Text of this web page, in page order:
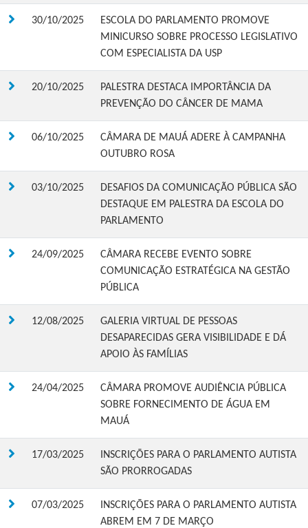
30/10/2025
ESCOLA DO PARLAMENTO PROMOVE
MINICURSO SOBRE PROCESSO LEGISLATIVO
COM ESPECIALISTA DA USP
20/10/2025
PALESTRA DESTACA IMPORTÂNCIA DA
PREVENÇÃO DO CÂNCER DE MAMA
06/10/2025
CÂMARA DE MAUÁ ADERE À CAMPANHA
OUTUBRO ROSA
03/10/2025
DESAFIOS DA COMUNICAÇÃO PÚBLICA SÃO
DESTAQUE EM PALESTRA DA ESCOLA DO
PARLAMENTO
24/09/2025
CÂMARA RECEBE EVENTO SOBRE
COMUNICAÇÃO ESTRATÉGICA NA GESTÃO
PÚBLICA
12/08/2025
GALERIA VIRTUAL DE PESSOAS
DESAPARECIDAS GERA VISIBILIDADE E DÁ
APOIO ÀS FAMÍLIAS
24/04/2025
CÂMARA PROMOVE AUDIÊNCIA PÚBLICA
SOBRE FORNECIMENTO DE ÁGUA EM
MAUÁ
17/03/2025
INSCRIÇÕES PARA O PARLAMENTO AUTISTA
SÃO PRORROGADAS
07/03/2025
INSCRIÇÕES PARA O PARLAMENTO AUTISTA
ABREM EM 7 DE MARÇO